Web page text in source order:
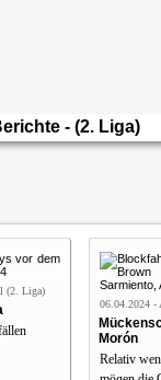
- (2. Liga)
(2. Liga)
06.04.2024 -
Morón
Relativ